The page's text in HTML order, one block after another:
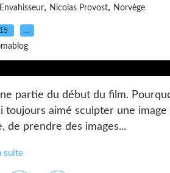
, Nicolas Provost, Norvège
…
partie du début du film.
toujours aimé sculpter une image
de prendre des images...
suite